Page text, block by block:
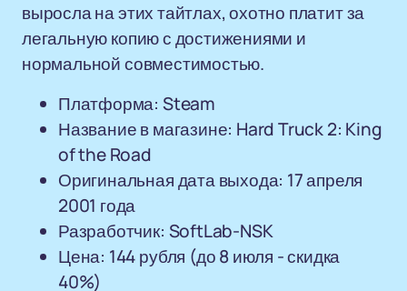
выросла на этих тайтлах, охотно платит за
легальную копию с достижениями и
нормальной совместимостью.
Платформа: Steam
Название в магазине: Hard Truck 2: King
of the Road
Оригинальная дата выхода: 17 апреля
2001 года
Разработчик: SoftLab-NSK
Цена: 144 рубля (до 8 июля - скидка
40%)